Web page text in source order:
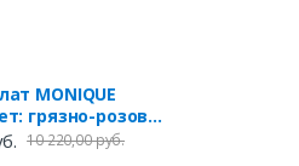
MONIQUE
грязно-розовый
10 220,00 руб.